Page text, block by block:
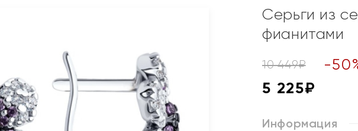
Серьги из
фианитами
10 449₽ -50
5 225₽
Информация